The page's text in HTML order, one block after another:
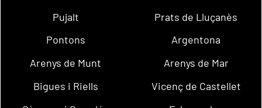
Pujalt
Prats de Lluçanès
Pontons
Argentona
Arenys de Munt
Arenys de Mar
Bigues i Riells
Vicenç de Castellet